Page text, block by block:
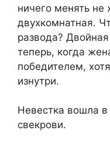
ничего менять не
двухкомнатная.
развода?
теперь, когда
победителем,
изнутри.
Невестка вошла
свекрови.